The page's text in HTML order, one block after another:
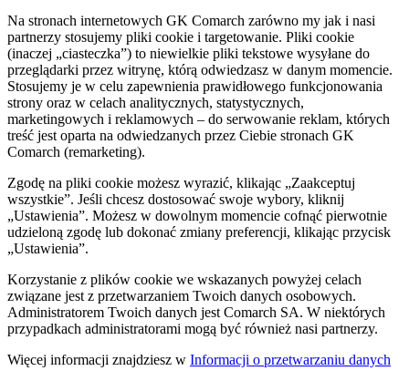
Na stronach internetowych GK Comarch zarówno my jak i nasi
partnerzy stosujemy pliki cookie i targetowanie. Pliki cookie
(inaczej „ciasteczka”) to niewielkie pliki tekstowe wysyłane do
przeglądarki przez witrynę, którą odwiedzasz w danym momencie.
Stosujemy je w celu zapewnienia prawidłowego funkcjonowania
strony oraz w celach analitycznych, statystycznych,
marketingowych i reklamowych – do serwowanie reklam, których
treść jest oparta na odwiedzanych przez Ciebie stronach GK
Comarch (remarketing).
Zgodę na pliki cookie możesz wyrazić, klikając „Zaakceptuj
wszystkie”. Jeśli chcesz dostosować swoje wybory, kliknij
„Ustawienia”. Możesz w dowolnym momencie cofnąć pierwotnie
udzieloną zgodę lub dokonać zmiany preferencji, klikając przycisk
„Ustawienia”.
Korzystanie z plików cookie we wskazanych powyżej celach
związane jest z przetwarzaniem Twoich danych osobowych.
Administratorem Twoich danych jest Comarch SA. W niektórych
przypadkach administratorami mogą być również nasi partnerzy.
Więcej informacji znajdziesz w Informacji o przetwarzaniu danych